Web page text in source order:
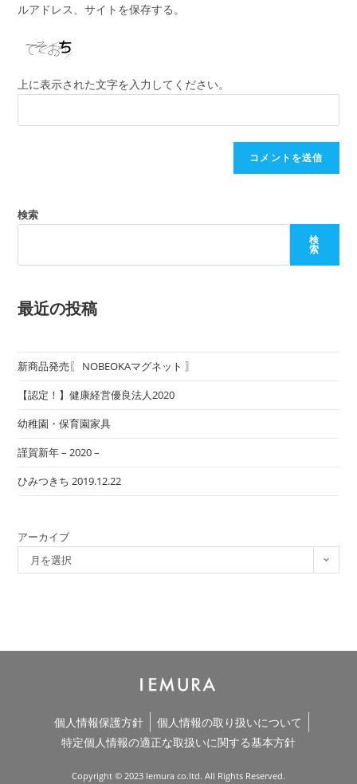
ルアドレス、サイトを保存する。
上に表示された文字を入力してください。
検索
検
索
最近の投稿
新商品発売〖 NOBEOKAマグネット 〗
【認定！】健康経営優良法人2020
幼稚園・保育園家具
謹賀新年 – 2020 –
ひみつきち 2019.12.22
アーカイブ
月を選択
個人情報保護方針
個人情報の取り扱いについて
特定個人情報の適正な取扱いに関する基本方針
Copyright © 2023 Iemura co.ltd. All Rights Reserved.